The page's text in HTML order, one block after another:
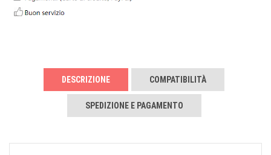
DESCRIZIONE COMPATIBILITÀ
SPEDIZIONE E PAGAMENTO